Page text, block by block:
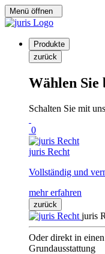
Menü öffnen
Produkte
zurück
Wählen Sie
Schalten Sie mit
0
juris Recht
Vollständig und
mehr erfahren
zurück
juris
Oder direkt in
Grundausstattung